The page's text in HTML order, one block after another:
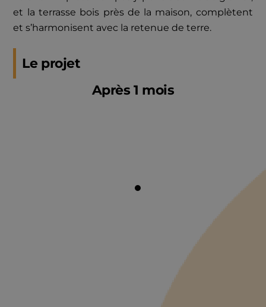
et la terrasse bois près de la maison, complètent
et s’harmonisent avec la retenue de terre.
Le projet
Après 1 mois